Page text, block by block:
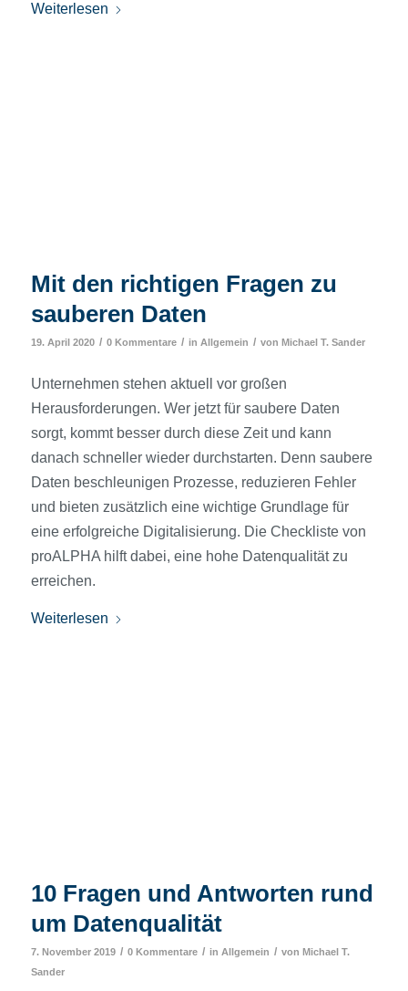
Weiterlesen
Mit den richtigen Fragen zu
sauberen Daten
19. April 2020 / 0 Kommentare / in Allgemein / von Michael T. Sander
Unternehmen stehen aktuell vor großen
Herausforderungen. Wer jetzt für saubere Daten
sorgt, kommt besser durch diese Zeit und kann
danach schneller wieder durchstarten. Denn saubere
Daten beschleunigen Prozesse, reduzieren Fehler
und bieten zusätzlich eine wichtige Grundlage für
eine erfolgreiche Digitalisierung. Die Checkliste von
proALPHA hilft dabei, eine hohe Datenqualität zu
erreichen.
Weiterlesen
10 Fragen und Antworten rund
um Datenqualität
7. November 2019 / 0 Kommentare / in Allgemein / von Michael T.
Sander